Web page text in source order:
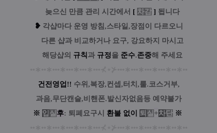
늦으신 만큼 관리 시간에서 [ 차감 ] 됩니다
❥ 각샵마다 운영 방침,스타일,장점이 다르오니
다른 샵과 비교하거나 요구, 강요하지 마시고
해당샵의 규칙 과 규정을 준수.존중해 주세요
건전영업!! 수위,복장,컨셉,터치,룰.코스거부,
과음,무단캔슬,비핸폰.발신자없음등 예약불가
※ 입 실 후: 퇴폐요구시 환불 없이 퇴 실 +차단 ※